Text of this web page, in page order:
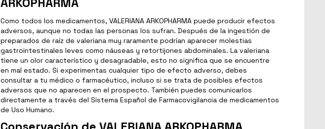
Como todos los medicamentos, VALERIANA ARKOPHARMA puede producir efectos
adversos, aunque no todas las personas los sufran. Después de la ingestión de
preparados de raíz de valeriana muy raramente podrían aparecer molestias
gastrointestinales leves como náuseas y retortijones abdominales. La valeriana
tiene un olor característico y desagradable, esto no significa que se encuentre
en mal estado. Si experimentas cualquier tipo de efecto adverso, debes
consultar a tu médico o farmacéutico, incluso si se trata de posibles efectos
adversos que no aparecen en el prospecto. También puedes comunicarlos
directamente a través del Sistema Español de Farmacovigilancia de medicamentos
de Uso Humano.